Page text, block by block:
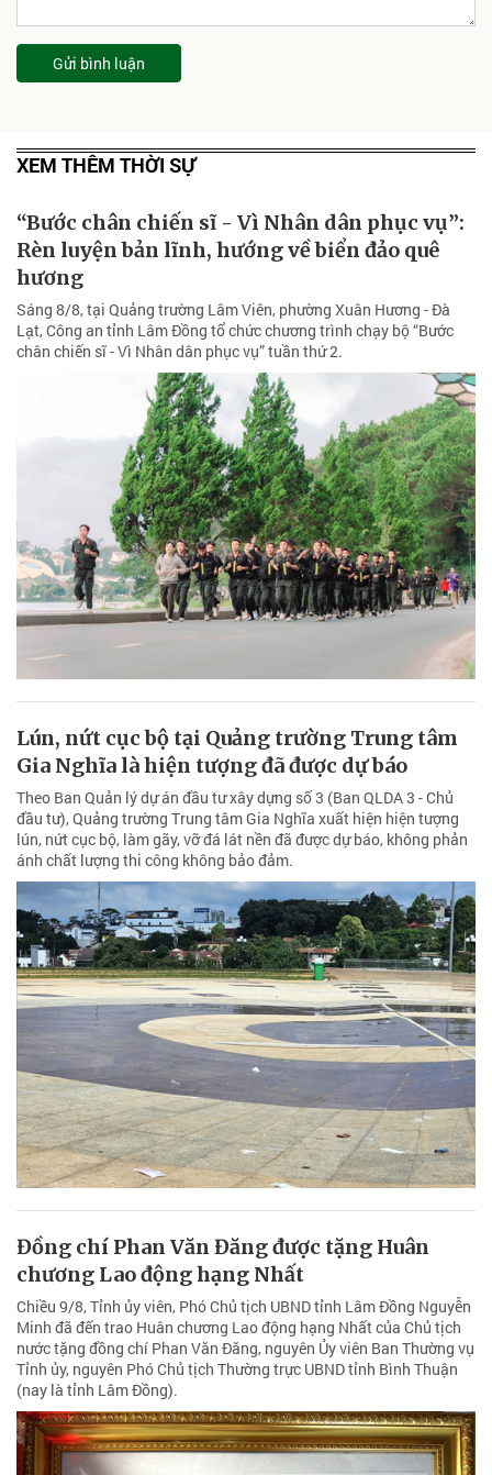
Gửi bình luận
XEM THÊM THỜI SỰ
“Bước chân chiến sĩ - Vì Nhân dân phục vụ”:
Rèn luyện bản lĩnh, hướng về biển đảo quê
hương
Sáng 8/8, tại Quảng trường Lâm Viên, phường Xuân Hương - Đà
Lạt, Công an tỉnh Lâm Đồng tổ chức chương trình chạy bộ “Bước
chân chiến sĩ - Vì Nhân dân phục vụ” tuần thứ 2.
Lún, nứt cục bộ tại Quảng trường Trung tâm
Gia Nghĩa là hiện tượng đã được dự báo
Theo Ban Quản lý dự án đầu tư xây dựng số 3 (Ban QLDA 3 - Chủ
đầu tư), Quảng trường Trung tâm Gia Nghĩa xuất hiện hiện tượng
lún, nứt cục bộ, làm gãy, vỡ đá lát nền đã được dự báo, không phản
ánh chất lượng thi công không bảo đảm.
Đồng chí Phan Văn Đăng được tặng Huân
chương Lao động hạng Nhất
Chiều 9/8, Tỉnh ủy viên, Phó Chủ tịch UBND tỉnh Lâm Đồng Nguyễn
Minh đã đến trao Huân chương Lao động hạng Nhất của Chủ tịch
nước tặng đồng chí Phan Văn Đăng, nguyên Ủy viên Ban Thường vụ
Tỉnh ủy, nguyên Phó Chủ tịch Thường trực UBND tỉnh Bình Thuận
(nay là tỉnh Lâm Đồng).